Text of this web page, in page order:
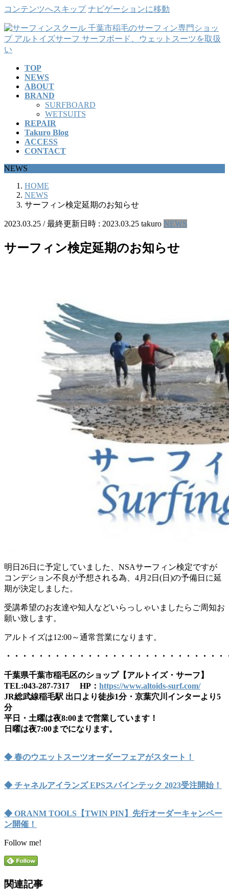
コンテンツへスキップ ナビゲーションに移動
TOP
NEWS
ABOUT
BRAND
SURFBOARD
WETSUITS
REPAIR
Takuro Blog
ACCESS
CONTACT
NEWS
HOME
NEWS
サーフィン検定延期のお知らせ
2023.03.25 / 最終更新日時 : 2023.03.25 takuro NEWS
サーフィン検定延期のお知らせ
明日26日に予定していました、NSAサーフィン検定ですが
コンデション不良が予想される為、4月2日(日)の予備日に延
期が決定しました。
受講希望のお友達や知人などいらっしゃいましたらご周知お
願い致します。
アルトイズは12:00～通常営業になります。
・・・・・・・・・・・・・・・・・・・・・・・・・・
千葉県千葉市稲毛区のショップ【アルトイズ・サーフ】
TEL:043-287-7317 HP： https://www.altoids-surf.com/
JR総武線稲毛駅 出口より徒歩1分・京葉穴川インターより5
分
平日・土曜は夜8:00まで営業しています！
日曜は夜7:00までになります。
◆ 春のウエットスーツオーダーフェアがスタート！
◆ チャネルアイランズ EPSスパインテック 2023受注開始！
◆ ORANM TOOLS【TWIN PIN】先行オーダーキャンペー
ン開催！
Follow me!
関連記事